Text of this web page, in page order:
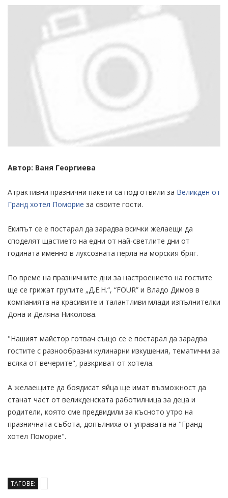
Автор: Ваня Георгиева
Атрактивни празнични пакети са подготвили за Великден от
Гранд хотел Поморие за своите гости.
Екипът се е постарал да зарадва всички желаещи да
споделят щастието на едни от най-светлите дни от
годината именно в луксозната перла на морския бряг.
По време на празничните дни за настроението на гостите
ще се грижат групите „Д.Е.Н.“, “FOUR” и Владо Димов в
компанията на красивите и талантливи млади изпълнителки
Дона и Деляна Николова.
"Нашият майстор готвач също се е постарал да зарадва
гостите с разнообразни кулинарни изкушения, тематични за
всяка от вечерите", разкриват от хотела.
А желаещите да боядисат яйца ще имат възможност да
станат част от великденската работилница за деца и
родители, която сме предвидили за късното утро на
празничната събота, допълниха от управата на "Гранд
хотел Поморие".
ТАГОВЕ: